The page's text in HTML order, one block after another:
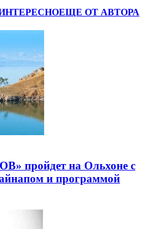
ЕЩЕ ОТ АВТОРА
пройдет на Ольхоне с
и программой